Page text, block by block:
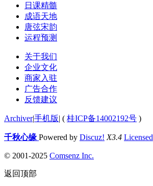
日课精髓
成语天地
唐弦宋韵
运程预测
关于我们
企业文化
商家入驻
广告合作
反馈建议
Archiver|手机版| ( 桂ICP备14002192号 )
千秋心缘 Powered by Discuz! X3.4 Licensed
© 2001-2025 Comsenz Inc.
返回顶部